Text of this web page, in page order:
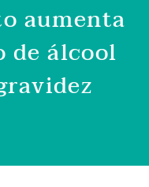
aumenta
de álcool